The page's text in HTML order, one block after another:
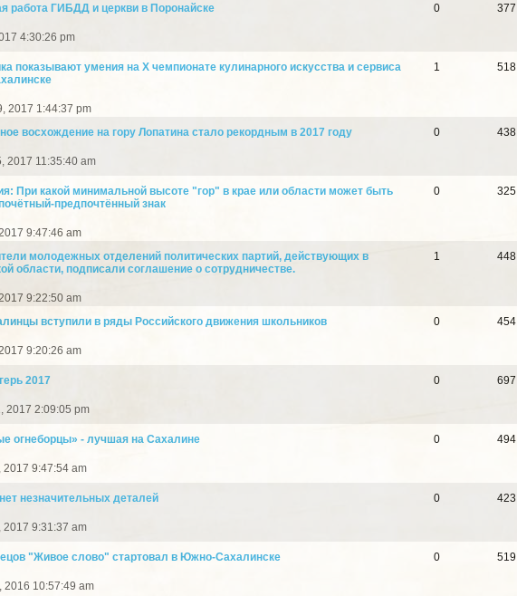
работа ГИБДД и церкви в Поронайске
4:30:26 pm
0 377
показывают умения на X чемпионате кулинарного искусства и сервиса
2017 1:44:37 pm
1 518
восхождение на гору Лопатина стало рекордным в 2017 году
2017 11:35:40 am
0 438
При какой минимальной высоте "гор" в крае или области может быть
предпочтённый знак
9:47:46 am
0 325
молодежных отделений политических партий, действующих в
области, подписали соглашение о сотрудничестве.
9:22:50 am
1 448
вступили в ряды Российского движения школьников
9:20:26 am
0 454
2017
2017 2:09:05 pm
0 697
огнеборцы» - лучшая на Сахалине
2017 9:47:54 am
0 494
незначительных деталей
2017 9:31:37 am
0 423
"Живое слово" стартовал в Южно-Сахалинске
2016 10:57:49 am
0 519